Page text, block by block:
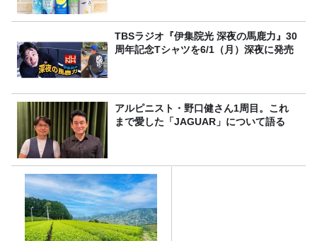
TBSラジオ『伊集院光 深夜の馬鹿力』30
周年記念Tシャツを6/1（月）深夜に発売
アルピニスト・野口健さん1周目。これ
まで愛した「JAGUAR」について語る